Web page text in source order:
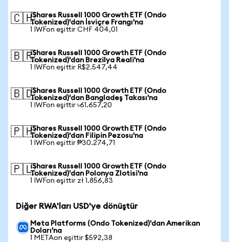
🇨🇭iShares Russell 1000 Growth ETF (Ondo
Tokenized)'dan İsviçre Frangı'na
1 IWFon eşittir CHF 404,01
🇧🇷iShares Russell 1000 Growth ETF (Ondo
Tokenized)'dan Brezilya Reali'na
1 IWFon eşittir R$2.547,44
🇧🇩iShares Russell 1000 Growth ETF (Ondo
Tokenized)'dan Bangladeş Takası'na
1 IWFon eşittir ৳61.657,20
🇵🇭iShares Russell 1000 Growth ETF (Ondo
Tokenized)'dan Filipin Pezosu'na
1 IWFon eşittir ₱30.274,71
🇵🇱iShares Russell 1000 Growth ETF (Ondo
Tokenized)'dan Polonya Zlotisi'na
1 IWFon eşittir zł 1.856,83
Diğer RWA'ları USD'ye dönüştür
Meta Platforms (Ondo Tokenized)'dan Amerikan
Doları'na
1 METAon eşittir $592,38